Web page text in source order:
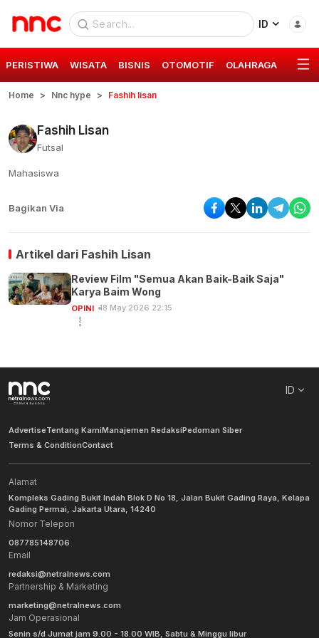
ID
PERISTIWA WISATA BISNIS OTOMOTIF OLAHRAGA GAYA
Home Nnc hype Fashih lisan
Fashih Lisan
Futsal
Mahasiswa
Bagikan Via
Artikel dari Fashih Lisan
Review Film "Semua Akan Baik-Baik Saja"
Karya Baim Wong
OPINI 18 May 2026 22:15
ID
AdvertiseTentang KamiManajemen RedaksiPedoman Siber
Terms & ConditionContact
Alamat
Kompleks Gading Bukit Indah Blok D No 18, Jalan Bukit Gading Raya, Kelapa
Gading Permai, Jakarta Utara, 14240
Nomor Telepon
087785148706
Email
redaksi@netralnews.com
Partnership & Marketing
marketing@netralnews.com
Jam Operasional
Senin s/d Jumat jam 9.00 - 18.00 WIB, Sabtu & Minggu libur